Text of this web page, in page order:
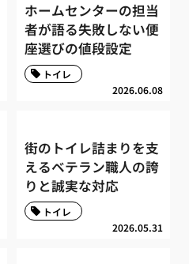
ホームセンターの担当
者が語る失敗しない便
座選びの値段設定
2026.06.08
トイレ
街のトイレ詰まりを支
えるベテラン職人の誇
りと誠実な対応
2026.05.31
トイレ